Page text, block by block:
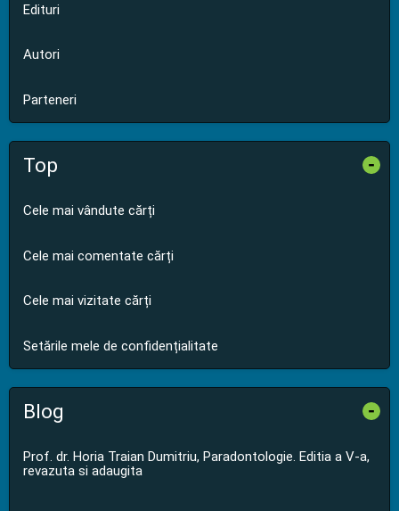
Edituri
Autori
Parteneri
Top -
Cele mai vândute cărți
Cele mai comentate cărți
Cele mai vizitate cărți
Setările mele de confidențialitate
Blog -
Prof. dr. Horia Traian Dumitriu, Paradontologie. Editia a V-a,
revazuta si adaugita